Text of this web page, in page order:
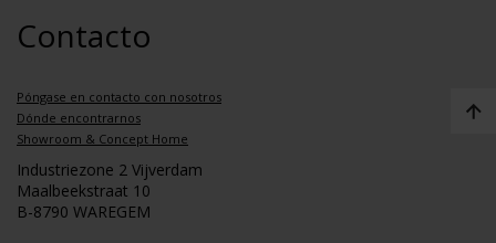
Contacto
Póngase en contacto con nosotros
Dónde encontrarnos
Showroom & Concept Home
Industriezone 2 Vijverdam
Maalbeekstraat 10
B-8790 WAREGEM